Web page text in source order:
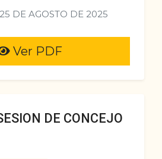
DE AGOSTO DE 2025
Ver PDF
DE CONCEJO